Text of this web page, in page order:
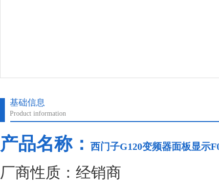
基础信息
Product information
产品名称： 西门子G120变频器面板显示
厂商性质：经销商